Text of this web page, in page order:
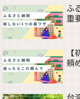
ふ
重
【
頼